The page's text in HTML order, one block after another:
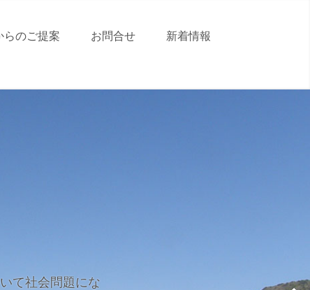
らのご提案 お問合せ 新着情報
て社会問題にな